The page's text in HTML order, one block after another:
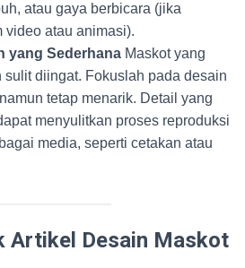
atau gaya berbicara (jika
video atau animasi).
yang Sederhana Maskot yang
sulit diingat. Fokuslah pada desain
tetap menarik. Detail yang
menyulitkan proses reproduksi
media, seperti cetakan atau
Artikel Desain Maskot